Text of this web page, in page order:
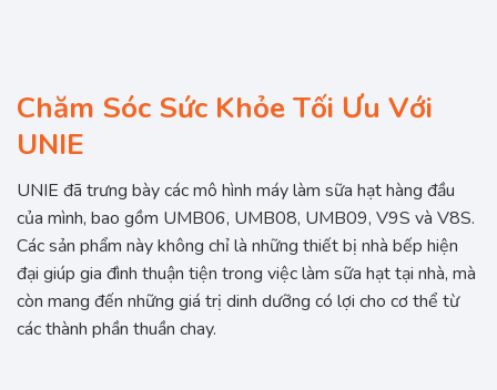
Chăm Sóc Sức Khỏe Tối Ưu Với
UNIE
UNIE đã trưng bày các mô hình máy làm sữa hạt hàng đầu
của mình, bao gồm UMB06, UMB08, UMB09, V9S và V8S.
Các sản phẩm này không chỉ là những thiết bị nhà bếp hiện
đại giúp gia đình thuận tiện trong việc làm sữa hạt tại nhà, mà
còn mang đến những giá trị dinh dưỡng có lợi cho cơ thể từ
các thành phần thuần chay.